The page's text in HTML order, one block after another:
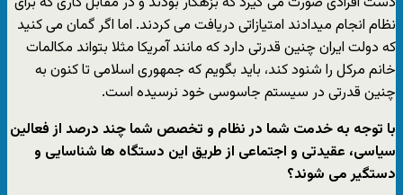
نظام انجام میدادند امتیازاتی دریافت می کردند. اما اگر گمان می کنید
که دولت ایران چنین قدرتی دارد که مانند آمریکا مثلا بتواند مکالمات
خانم مرکل را شنود کند، باید بگویم که جمهوری اسلامی تا کنون به
چنین قدرتی در سیستم جاسوسی خود نرسیده است.
با توجه به خدمت شما در نظام و تخصص شما چند درصد از فعالین
سیاسی، عقیدتی و اجتماعی از طریق این دستگاه ها شناسایی و
دستگیر می شوند؟